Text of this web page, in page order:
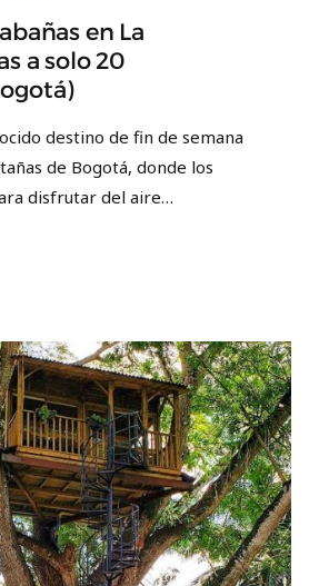
en La
a solo 20
destino de fin de semana
de Bogotá, donde los
disfrutar del aire…